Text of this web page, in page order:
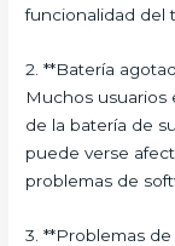
funcionalidad del
2. **Batería
Muchos usuarios
de la batería de
puede verse
problemas de
3. **Problemas